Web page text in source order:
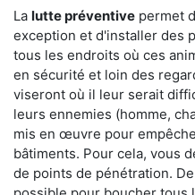
La lutte préventive permet
exception et d'installer des
tous les endroits où ces
en sécurité et loin des
viseront où il leur serait
leurs ennemies (homme,
mis en œuvre pour
bâtiments. Pour cela, vous
de points de pénétration.